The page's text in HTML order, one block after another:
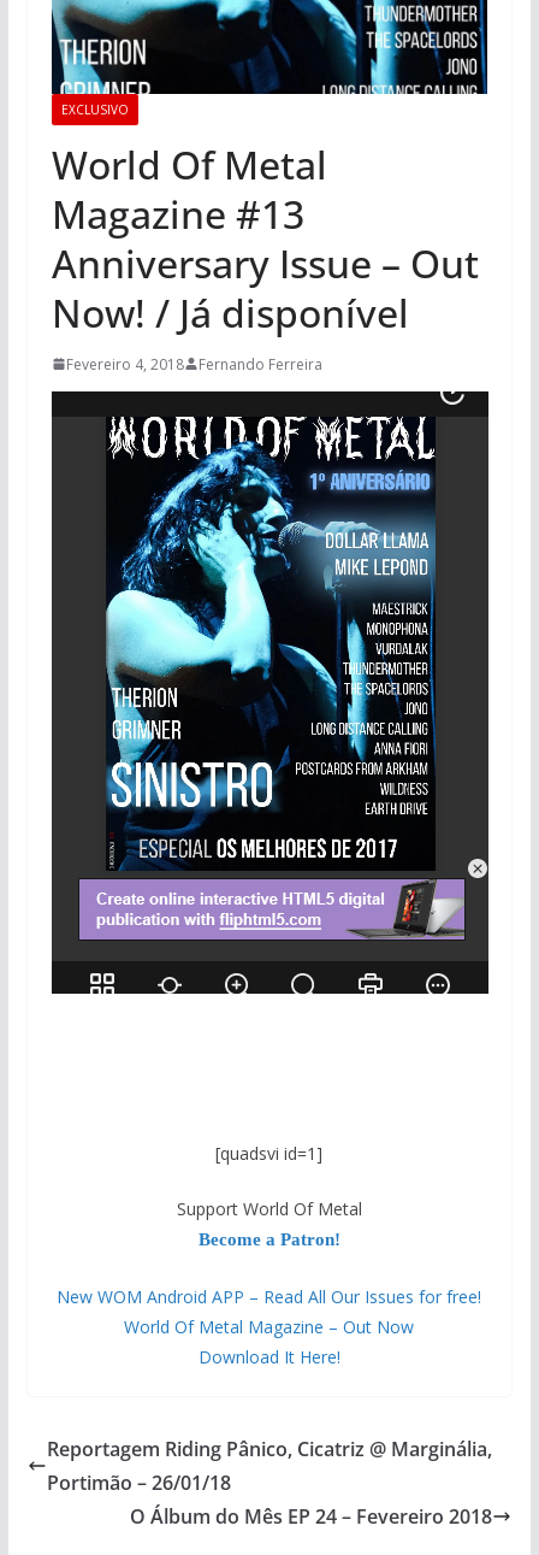
EXCLUSIVO
World Of Metal
Magazine #13
Anniversary Issue – Out
Now! / Já disponível
Fevereiro 4, 2018 Fernando Ferreira
[quadsvi id=1]
Support World Of Metal
Become a Patron!
New WOM Android APP – Read All Our Issues for free!
World Of Metal Magazine – Out Now
Download It Here!
Reportagem Riding Pânico, Cicatriz @ Marginália,
Portimão – 26/01/18
O Álbum do Mês EP 24 – Fevereiro 2018